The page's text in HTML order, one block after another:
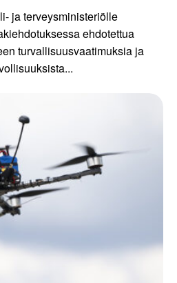
ja terveysministeriölle
ehdotettua
turvallisuusvaatimuksia ja